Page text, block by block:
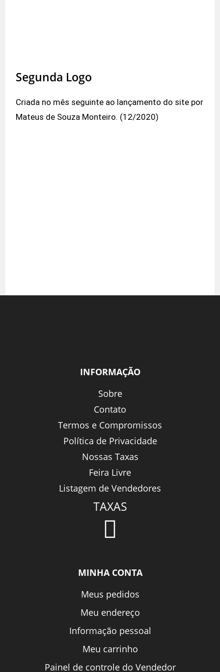
Segunda Logo
Criada no mês seguinte ao lançamento do site por
Mateus de Souza Monteiro. (12/2020)
INFORMAÇÃO
Sobre
Contato
Termos e Compromissos
Política de Privacidade
Nossas Taxas
Feira Livre
Listagem de Vendedores
TAXAS
MINHA CONTA
Meus pedidos
Meu endereço
Informação pessoal
Meu carrinho
Painel de controle do Vendedor